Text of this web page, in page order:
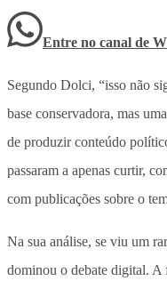
Entre no canal de
Segundo Dolci, “isso não
base conservadora, mas
de produzir conteúdo
passaram a apenas curtir,
com publicações sobre o
Na sua análise, se viu um
dominou o debate digital. A